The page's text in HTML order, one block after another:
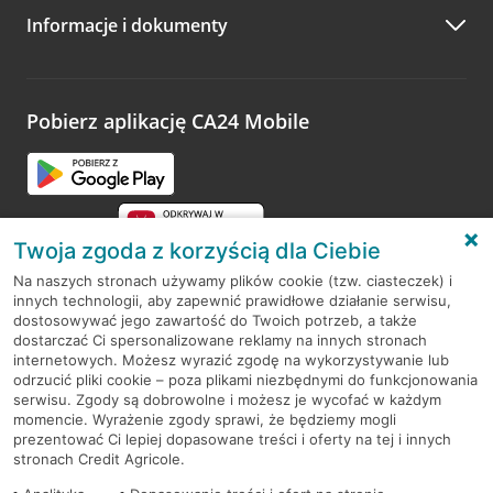
Zachęcamy do podzielenia się z nami opinią o wizycie.
opinie.
Informacje i dokumenty
Pobierz aplikację CA24 Mobile
RODO
Regulamin serwisu
Mapa serwisu
PolitykaCookies
Twoja zgoda z korzyścią dla Ciebie
Na naszych stronach używamy plików cookie (tzw. ciasteczek) i
innych technologii, aby zapewnić prawidłowe działanie serwisu,
dostosowywać jego zawartość do Twoich potrzeb, a także
dostarczać Ci spersonalizowane reklamy na innych stronach
internetowych. Możesz wyrazić zgodę na wykorzystywanie lub
odrzucić pliki cookie – poza plikami niezbędnymi do funkcjonowania
serwisu. Zgody są dobrowolne i możesz je wycofać w każdym
momencie. Wyrażenie zgody sprawi, że będziemy mogli
prezentować Ci lepiej dopasowane treści i oferty na tej i innych
stronach Credit Agricole.